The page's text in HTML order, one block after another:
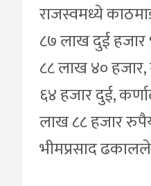
राजस्वमध्ये
८७ लाख दुई हजार
८८ लाख ४०
६४ हजार दुई,
लाख ८८ हजार
भीमप्रसाद